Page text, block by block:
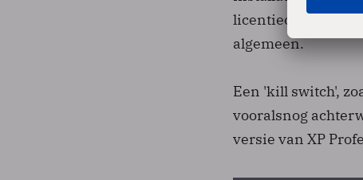
algemeen.
Een 'kill switch',
vooralsnog
versie van XP